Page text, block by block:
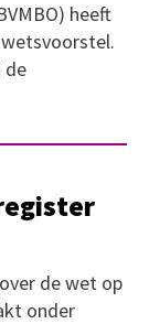
heeft
de
de wet op
onder